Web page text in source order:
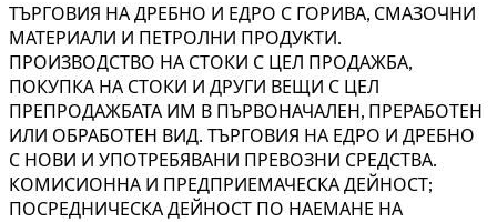
ТЪРГОВИЯ НА ДРЕБНО И ЕДРО С ГОРИВА, СМАЗОЧНИ
МАТЕРИАЛИ И ПЕТРОЛНИ ПРОДУКТИ.
ПРОИЗВОДСТВО НА СТОКИ С ЦЕЛ ПРОДАЖБА,
ПОКУПКА НА СТОКИ И ДРУГИ ВЕЩИ С ЦЕЛ
ПРЕПРОДАЖБАТА ИМ В ПЪРВОНАЧАЛЕН, ПРЕРАБОТЕН
ИЛИ ОБРАБОТЕН ВИД. ТЪРГОВИЯ НА ЕДРО И ДРЕБНО
С НОВИ И УПОТРЕБЯВАНИ ПРЕВОЗНИ СРЕДСТВА.
КОМИСИОННА И ПРЕДПРИЕМАЧЕСКА ДЕЙНОСТ;
ПОСРЕДНИЧЕСКА ДЕЙНОСТ ПО НАЕМАНЕ НА